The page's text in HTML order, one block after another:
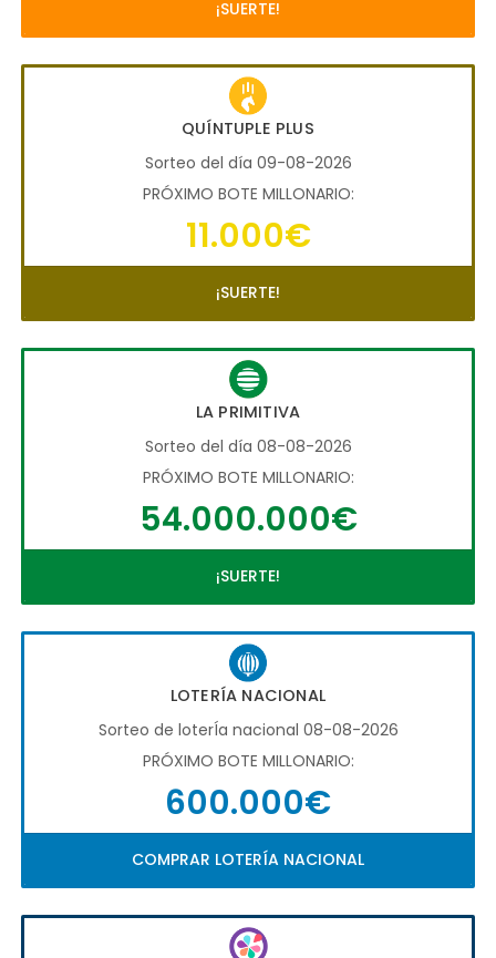
¡SUERTE!
QUÍNTUPLE PLUS
Sorteo del día 09-08-2026
PRÓXIMO BOTE MILLONARIO:
11.000€
¡SUERTE!
LA PRIMITIVA
Sorteo del día 08-08-2026
PRÓXIMO BOTE MILLONARIO:
54.000.000€
¡SUERTE!
LOTERÍA NACIONAL
Sorteo de loterÍa nacional 08-08-2026
PRÓXIMO BOTE MILLONARIO:
600.000€
COMPRAR LOTERÍA NACIONAL